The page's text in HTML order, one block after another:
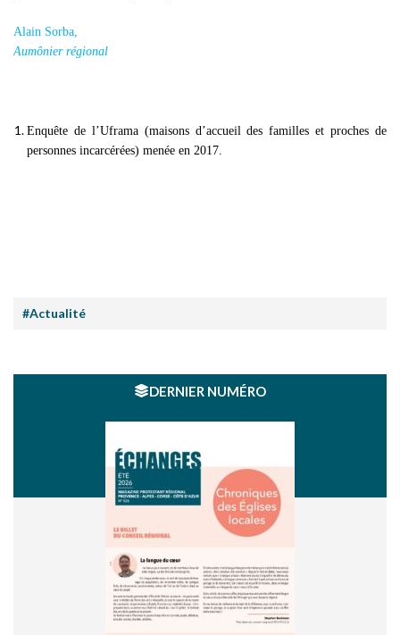
Alain Sorba,
Aumônier régional
Enquête de l’Uframa (maisons d’accueil des familles et proches de
personnes incarcérées) menée en 2017.
#Actualité
DERNIER NUMÉRO